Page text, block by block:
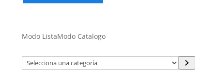
Modo ListaModo Catalogo
Selecciona
una